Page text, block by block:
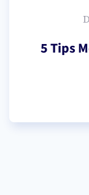
5 Tips